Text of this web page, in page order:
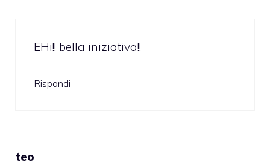
EHi!! bella iniziativa!!
Rispondi
teo